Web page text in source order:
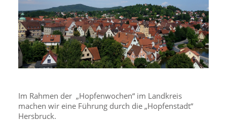
Im Rahmen der „Hopfenwochen“ im Landkreis
machen wir eine Führung durch die „Hopfenstadt“
Hersbruck.